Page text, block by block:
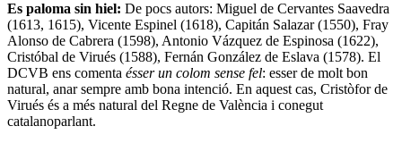
Es paloma sin hiel: De pocs autors: Miguel de Cervantes Saavedra
(1613, 1615), Vicente Espinel (1618), Capitán Salazar (1550), Fray
Alonso de Cabrera (1598), Antonio Vázquez de Espinosa (1622),
Cristóbal de Virués (1588), Fernán González de Eslava (1578). El
DCVB ens comenta ésser un colom sense fel: esser de molt bon
natural, anar sempre amb bona intenció. En aquest cas, Cristòfor de
Virués és a més natural del Regne de València i conegut
catalanoparlant.